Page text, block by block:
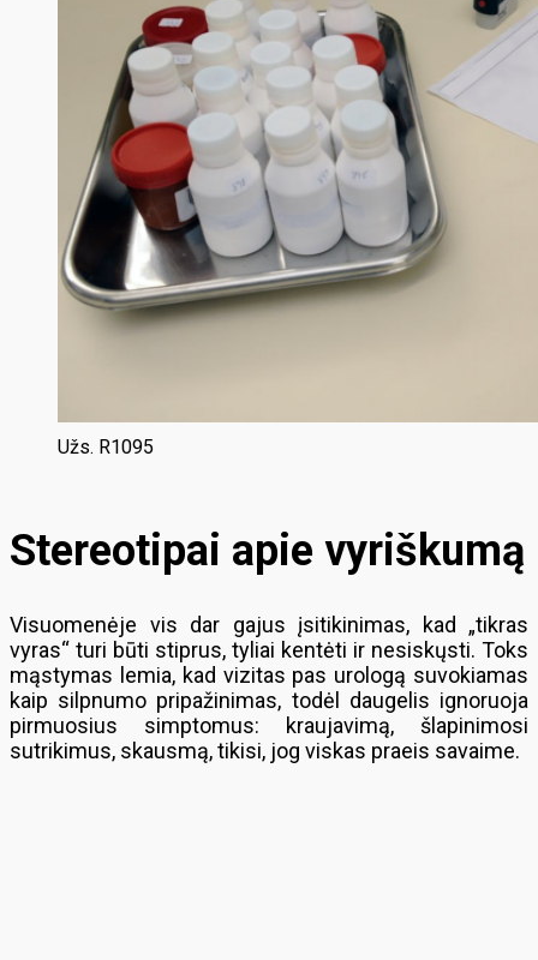
Užs. R1095
Stereotipai apie vyriškumą
Visuomenėje vis dar gajus įsitikinimas, kad „tikras
vyras“ turi būti stiprus, tyliai kentėti ir nesiskųsti. Toks
mąstymas lemia, kad vizitas pas urologą suvokiamas
kaip silpnumo pripažinimas, todėl daugelis ignoruoja
pirmuosius simptomus: kraujavimą, šlapinimosi
sutrikimus, skausmą, tikisi, jog viskas praeis savaime.